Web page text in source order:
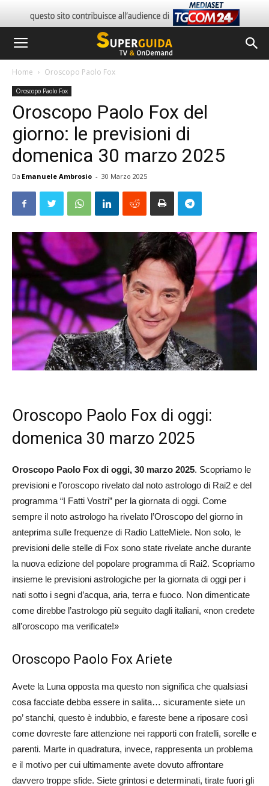
Home Oroscopo Paolo Fox
Oroscopo Paolo Fox
Oroscopo Paolo Fox del
giorno: le previsioni di
domenica 30 marzo 2025
Da Emanuele Ambrosio - 30 Marzo 2025
Oroscopo Paolo Fox di oggi:
domenica 30 marzo 2025
Oroscopo Paolo Fox di oggi, 30 marzo 2025. Scopriamo le
previsioni e l’oroscopo rivelato dal noto astrologo di Rai2 e del
programma “I Fatti Vostri” per la giornata di oggi. Come
sempre il noto astrologo ha rivelato l’Oroscopo del giorno in
anteprima sulle frequenze di Radio LatteMiele. Non solo, le
previsioni delle stelle di Fox sono state rivelate anche durante
la nuova edizione del popolare programma di Rai2. Scopriamo
insieme le previsioni astrologiche per la giornata di oggi per i
nati sotto i segni d’acqua, aria, terra e fuoco. Non dimenticate
come direbbe l’astrologo più seguito dagli italiani, «non credete
all’oroscopo ma verificate!»
Oroscopo Paolo Fox Ariete
Avete la Luna opposta ma questo non significa che qualsiasi
cosa facciate debba essere in salita… sicuramente siete un
po’ stanchi, questo è indubbio, e fareste bene a riposare così
come dovreste fare attenzione nei rapporti con fratelli, sorelle e
parenti. Marte in quadratura, invece, rappresenta un problema
e il motivo per cui ultimamente avete dovuto affrontare
davvero troppe sfide. Siete grintosi e determinati, tirate fuori gli